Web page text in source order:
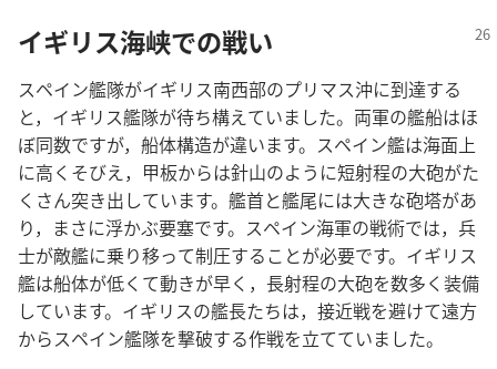
イギリス海峡での戦い
スペイン艦隊がイギリス南西部のプリマス沖に到達する
と，イギリス艦隊が待ち構えていました。両軍の艦船はほ
ぼ同数ですが，船体構造が違います。スペイン艦は海面上
に高くそびえ，甲板からは針山のように短射程の大砲がた
くさん突き出しています。艦首と艦尾には大きな砲塔があ
り，まさに浮かぶ要塞です。スペイン海軍の戦術では，兵
士が敵艦に乗り移って制圧することが必要です。イギリス
艦は船体が低くて動きが早く，長射程の大砲を数多く装備
しています。イギリスの艦長たちは，接近戦を避けて遠方
からスペイン艦隊を撃破する作戦を立てていました。